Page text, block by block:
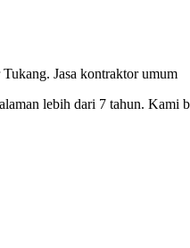
lebih dari 7 tahun.